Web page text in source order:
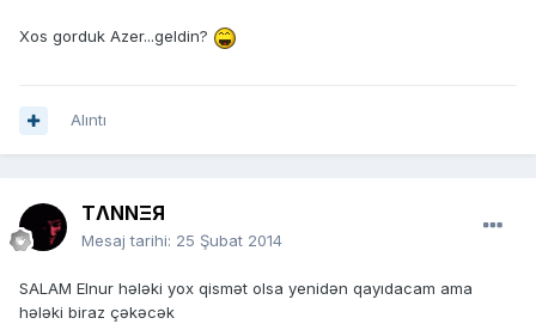
Xos gorduk Azer...geldin?
Alıntı
TΛNNΞЯ
Mesaj tarihi: 25 Şubat 2014
SALAM Elnur hələki yox qismət olsa yenidən qayıdacam ama
hələki biraz çəkəcək